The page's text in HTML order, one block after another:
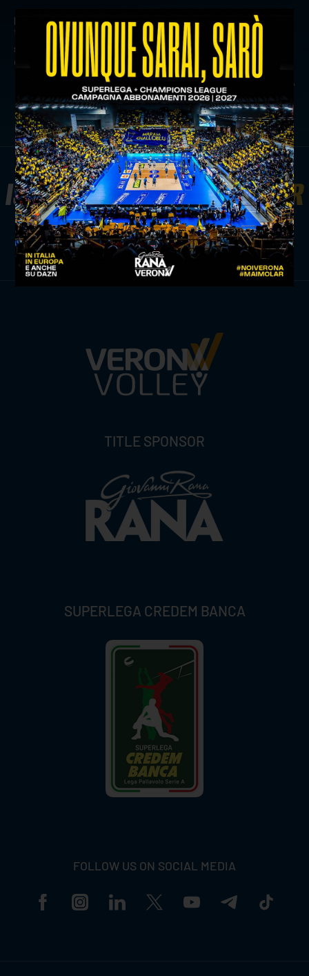
precedente:
disponibili i biglietti per rana verona-itas
trentino del 2 novembre
successivo: saf bianco confermato come jersey sponsor
di verona volley
news prima squadra
ISCRIVITI ALLANEWSLETTER
ISCRIVITI ORA
TITLE SPONSOR
SUPERLEGA CREDEM BANCA
FOLLOW US ON SOCIAL MEDIA